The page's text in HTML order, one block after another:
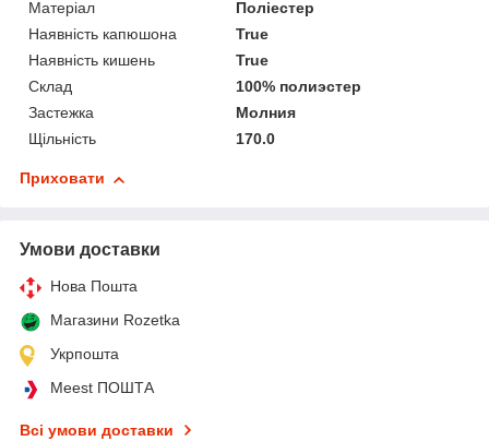
Матеріал
Поліестер
Наявність капюшона
True
Наявність кишень
True
Склад
100% полиэстер
Застежка
Молния
Щільність
170.0
Приховати
Умови доставки
Нова Пошта
Магазини Rozetka
Укрпошта
Meest ПОШТА
Всі умови доставки